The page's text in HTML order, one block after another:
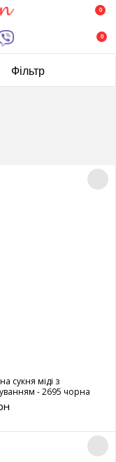
0
0
Фільтр
сукня міді з
- 2695 чорна